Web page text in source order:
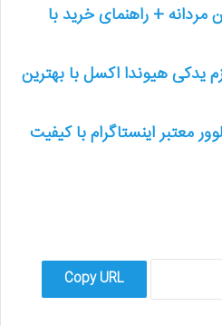
+ راهنمای خرید با
یدکی هیوندا اکسل با بهترین
معتبر اینستاگرام با کیفیت
Copy URL